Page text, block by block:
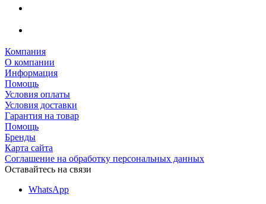
Компания
О компании
Информация
Помощь
Условия оплаты
Условия доставки
Гарантия на товар
Помощь
Бренды
Карта сайта
Соглашение на обработку персональных данных
Оставайтесь на связи
WhatsApp